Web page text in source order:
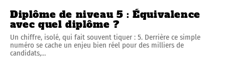
Diplôme de niveau 5 : Équivalence
avec quel diplôme ?
Un chiffre, isolé, qui fait souvent tiquer : 5. Derrière ce simple
numéro se cache un enjeu bien réel pour des milliers de
candidats,…